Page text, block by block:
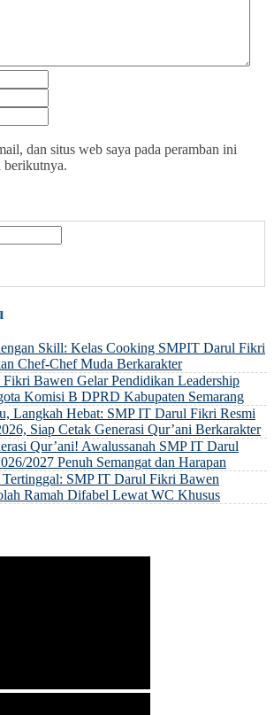
dan situs web saya pada peramban ini
berikutnya.
Skill: Kelas Cooking SMPIT Darul Fikri
Chef-Chef Muda Berkarakter
Bawen Gelar Pendidikan Leadership
Komisi B DPRD Kabupaten Semarang
Langkah Hebat: SMP IT Darul Fikri Resmi
Siap Cetak Generasi Qur’ani Berkarakter
Qur’ani! Awalussanah SMP IT Darul
2027 Penuh Semangat dan Harapan
SMP IT Darul Fikri Bawen
Ramah Difabel Lewat WC Khusus